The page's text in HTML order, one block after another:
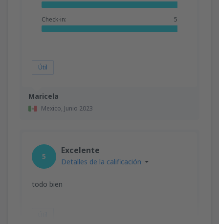
Maricela
Mexico, Junio 2023
Check-in: 5
Útil
5
Excelente
Detalles de la calificación
todo bien